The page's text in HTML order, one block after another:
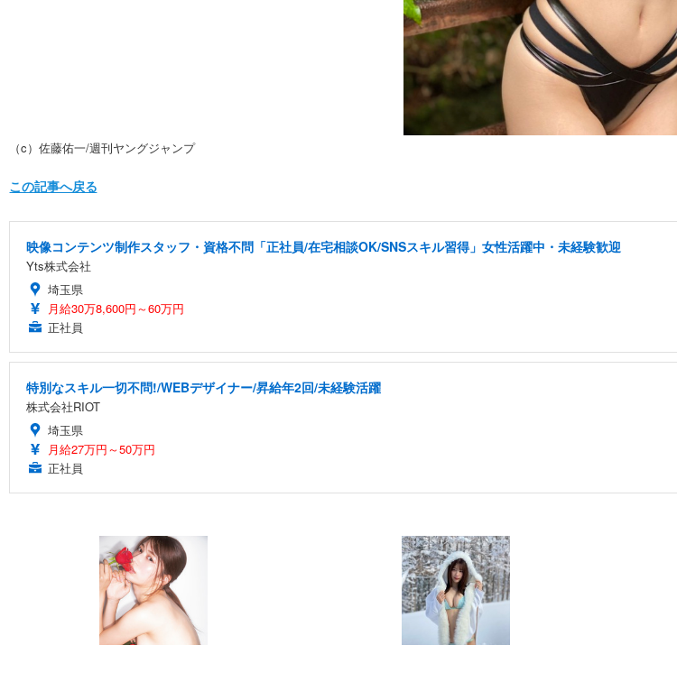
（c）佐藤佑一/週刊ヤングジャンプ
この記事へ戻る
映像コンテンツ制作スタッフ・資格不問「正社員/在宅相談OK/SNSスキル習得」女性活躍中・未経験歓迎
Yts株式会社
埼玉県
月給30万8,600円～60万円
正社員
特別なスキル一切不問!/WEBデザイナー/昇給年2回/未経験活躍
株式会社RIOT
埼玉県
月給27万円～50万円
正社員